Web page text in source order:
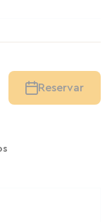
Reservar